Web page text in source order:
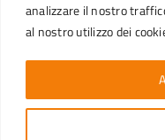
analizzare il nostro
al nostro utilizzo dei
CONFEZIONI RETAIL
Per qualsiasi